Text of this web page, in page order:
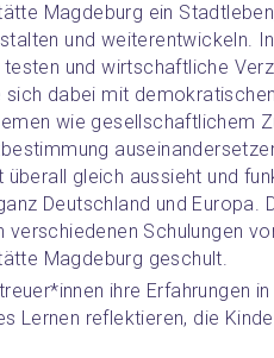
Magdeburg ein
und weiterentwickeln.
und wirtschaftliche
sich dabei mit demokratischen
wie gesellschaftlichem
gleich aussieht und
Deutschland und Europa.
verschiedenen Schulungen
Magdeburg geschult.
ihre Erfahrungen
Lernen reflektieren, die